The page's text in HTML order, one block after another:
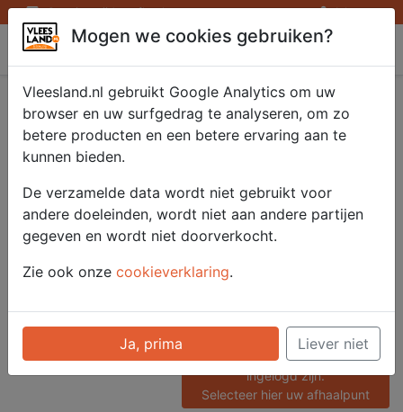
Openingstijden afhaalpunten Inloggen
Vleesland
Barbecue pakket 10
pers.
Artikelnummer
51758
Categorie
pakketten
Voor onze prijzen moet u
ingelogd zijn.
Selecteer hier uw afhaalpunt
Mogen we cookies gebruiken?
Vleesland.nl gebruikt Google Analytics om uw
browser en uw surfgedrag te analyseren, om zo
betere producten en een betere ervaring aan te
kunnen bieden.
De verzamelde data wordt niet gebruikt voor
andere doeleinden, wordt niet aan andere partijen
gegeven en wordt niet doorverkocht.
Zie ook onze cookieverklaring.
Ja, prima Liever niet